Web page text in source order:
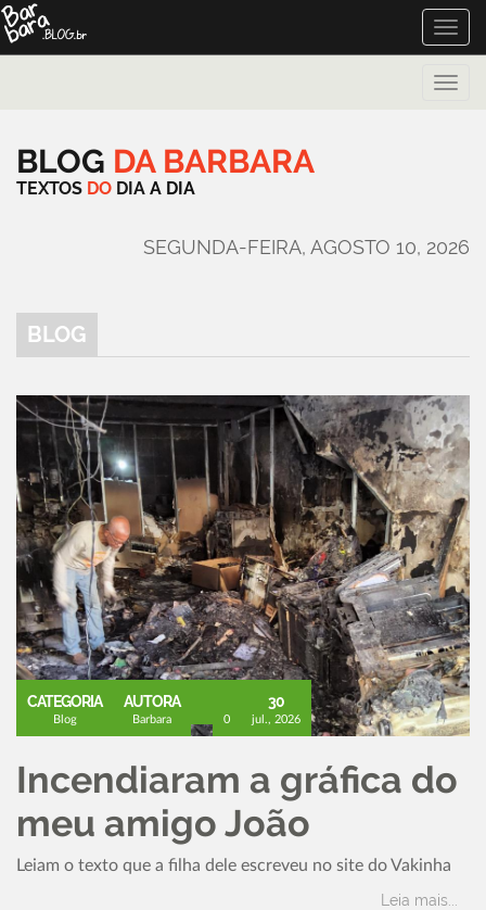
Toggle
Toggle
BLOG DA BARBARA
TEXTOS DO DIA A DIA
SEGUNDA-FEIRA, AGOSTO 10, 2026
BLOG
CATEGORIA
Blog
AUTORA
Barbara 0
30
jul., 2026
Incendiaram a gráfica do
meu amigo João
Leiam o texto que a filha dele escreveu no site do Vakinha
Leia mais...